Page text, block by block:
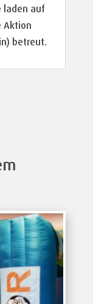
laden auf
Aktion
betreut.